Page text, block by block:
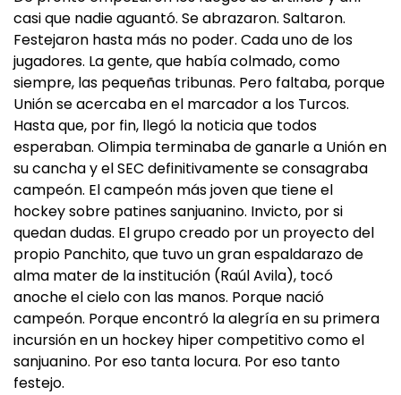
casi que nadie aguantó. Se abrazaron. Saltaron.
Festejaron hasta más no poder. Cada uno de los
jugadores. La gente, que había colmado, como
siempre, las pequeñas tribunas. Pero faltaba, porque
Unión se acercaba en el marcador a los Turcos.
Hasta que, por fin, llegó la noticia que todos
esperaban. Olimpia terminaba de ganarle a Unión en
su cancha y el SEC definitivamente se consagraba
campeón. El campeón más joven que tiene el
hockey sobre patines sanjuanino. Invicto, por si
quedan dudas. El grupo creado por un proyecto del
propio Panchito, que tuvo un gran espaldarazo de
alma mater de la institución (Raúl Avila), tocó
anoche el cielo con las manos. Porque nació
campeón. Porque encontró la alegría en su primera
incursión en un hockey hiper competitivo como el
sanjuanino. Por eso tanta locura. Por eso tanto
festejo.